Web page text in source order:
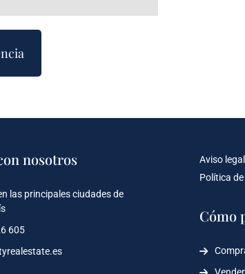
nosotros
las principales ciudades de
605
Aviso legal
Política
Cómo